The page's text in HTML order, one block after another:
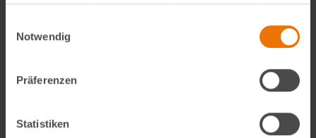
Notwendig
Präferenzen
Statistiken